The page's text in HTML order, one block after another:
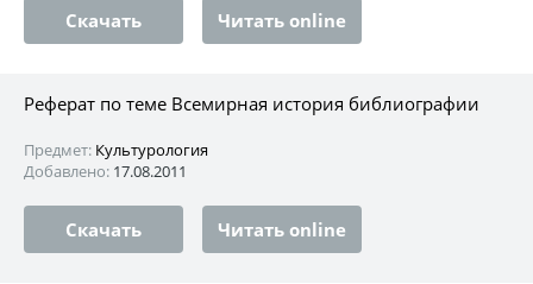
Скачать Читать online
Реферат по теме Всемирная история библиографии
Предмет: Культурология
Добавлено: 17.08.2011
Скачать Читать online